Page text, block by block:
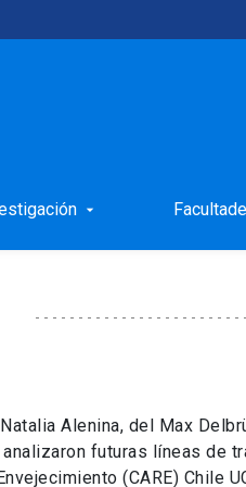
arrow_drop_down
Alenina, del Max
analizaron futuras líneas de
(CARE) Chile